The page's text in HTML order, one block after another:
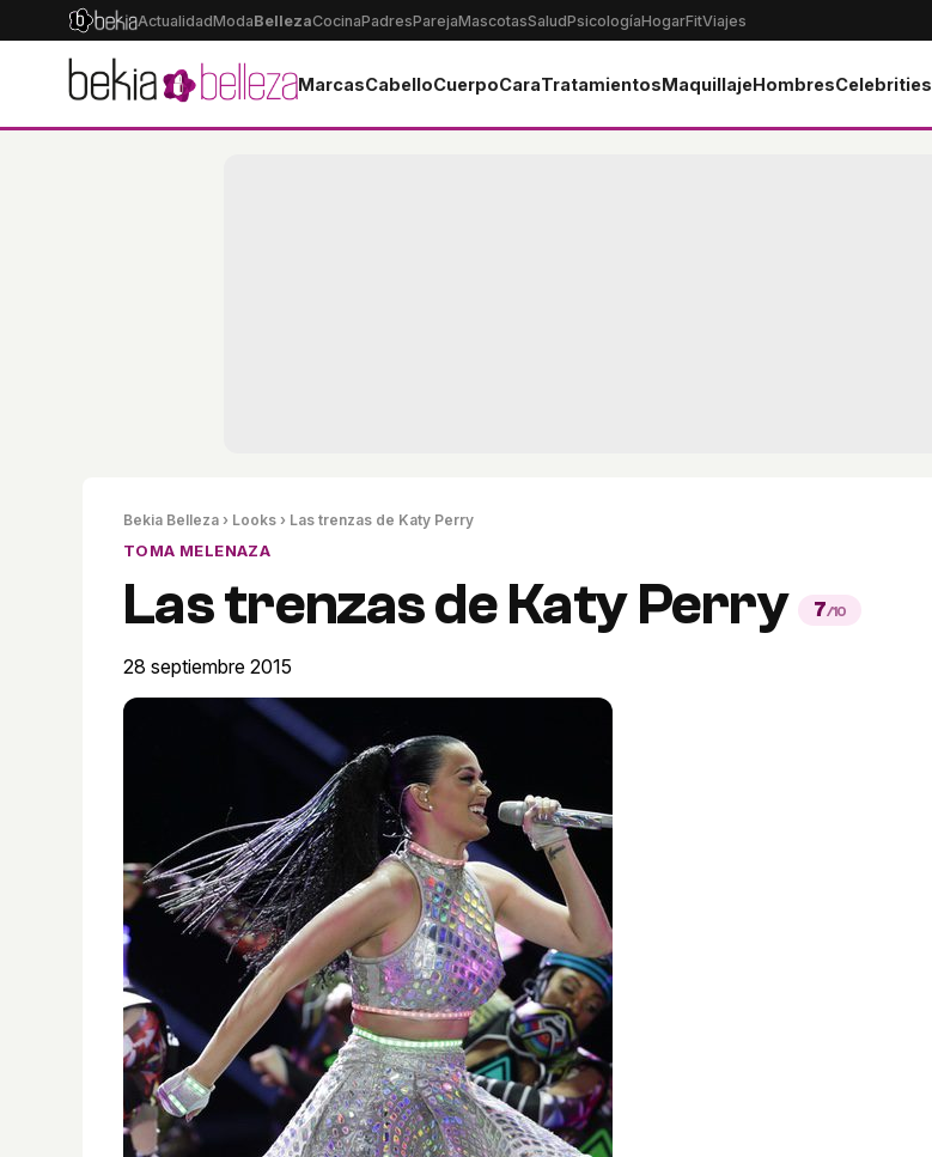
ActualidadModaBellezaCocinaPadresParejaMascotasSaludPsicologíaHogarFitViajes
MarcasCabelloCuerpoCaraTratamientosMaquillajeHombresCelebrities
Bekia Belleza › Looks › Las trenzas de Katy Perry
TOMA MELENAZA
Las trenzas de Katy Perry 7/10
28 septiembre 2015